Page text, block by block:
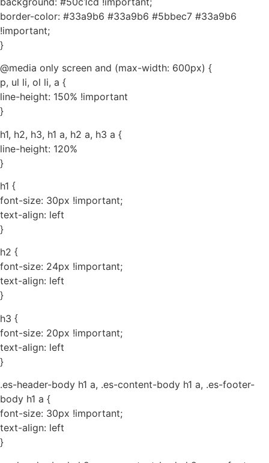
border-color: #33a9b6 #33a9b6 #5bbec7 #33a9b6
!important;
}
@media only screen and (max-width: 600px) {
p, ul li, ol li, a {
line-height: 150% !important
}
h1, h2, h3, h1 a, h2 a, h3 a {
line-height: 120%
}
h1 {
font-size: 30px !important;
text-align: left
}
h2 {
font-size: 24px !important;
text-align: left
}
h3 {
font-size: 20px !important;
text-align: left
}
.es-header-body h1 a, .es-content-body h1 a, .es-footer-
body h1 a {
font-size: 30px !important;
text-align: left
}